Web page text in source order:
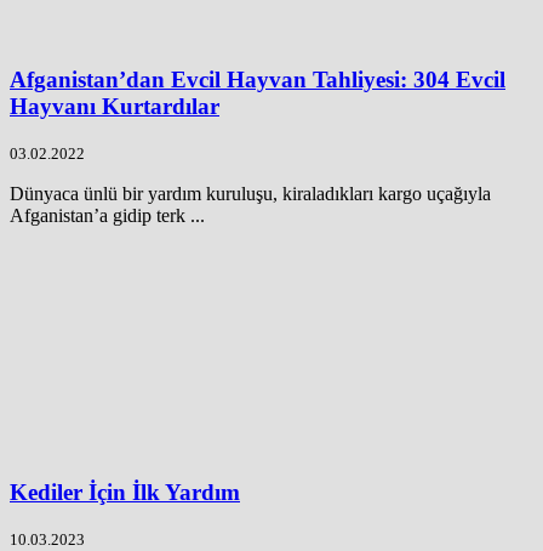
Afganistan’dan Evcil Hayvan Tahliyesi: 304 Evcil
Hayvanı Kurtardılar
03.02.2022
Dünyaca ünlü bir yardım kuruluşu, kiraladıkları kargo uçağıyla
Afganistan’a gidip terk ...
Kediler İçin İlk Yardım
10.03.2023